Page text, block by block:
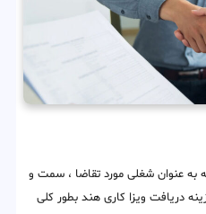
به عنوان شغلی مورد تقاضا ، سمت و
دریافت ویزا کاری هند بطور کلی